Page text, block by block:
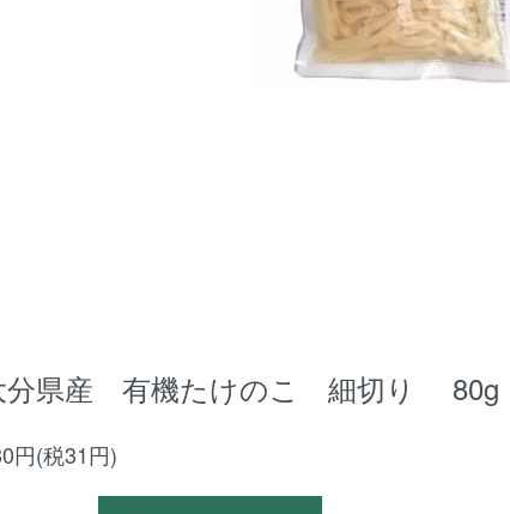
分県産 有機たけのこ 細切り 80g
円(税31円)